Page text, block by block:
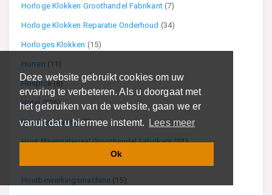
Deze website gebruikt cookies om uw
ervaring te verbeteren. Als u doorgaat met
het gebruiken van de website, gaan we er
vanuit dat u hiermee instemt.
Lees meer
Ok
Horloge Klokken Groothandel Fabrikant (7)
Horloge Klokken Reparatie Onderhoud (34)
Horloges Klokken (15)
Horren (11)
Hospice (8)
Hotel (526)
Hotelreservering(7)
Hout Plaatmateriaal Groothandel Fabrikant(52)
Houtbewerkingsmachine (15)